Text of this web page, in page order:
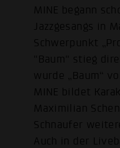
MINE begann
Jazzgesangs in
Schwerpunkt
"Baum" stieg
wurde „Baum“
MINE bildet
Maximilian
Schnaufer
Auch in der